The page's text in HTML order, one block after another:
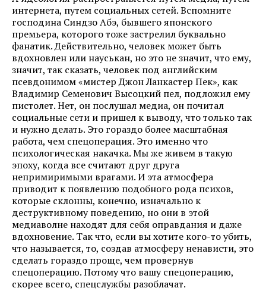
интернета, путем социальных сетей. Вспомните
господина Синдзо Абэ, бывшего японского
премьера, которого тоже застрелил буквально
фанатик. Действительно, человек может быть
вдохновлен или науськан, но это не значит, что ему,
значит, так сказать, человек под английским
псевдонимом «мистер Джон Ланкастер Пек», как
Владимир Семенович Высоцкий пел, подложил ему
пистолет. Нет, он послушал медиа, он почитал
социальные сети и пришел к выводу, что только так
и нужно делать. Это гораздо более масштабная
работа, чем спецоперация. Это именно что
психологическая накачка. Мы же живем в такую
эпоху, когда все считают друг друга
непримиримыми врагами. И эта атмосфера
приводит к появлению подобного рода психов,
которые склонны, конечно, изначально к
деструктивному поведению, но они в этой
медиаволне находят для себя оправдания и даже
вдохновение. Так что, если вы хотите кого-то убить,
что называется, то, создав атмосферу ненависти, это
сделать гораздо проще, чем провернув
спецоперацию. Потому что вашу спецоперацию,
скорее всего, спецслужбы разоблачат.